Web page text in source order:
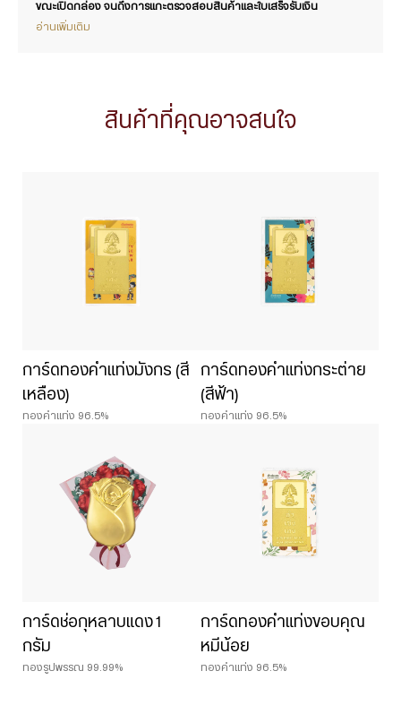
ขณะเปิดกล่อง จนถึงการแกะตรวจสอบสินค้าและใบเสร็จรับเงิน
อ่านเพิ่มเติม
สินค้าที่คุณอาจสนใจ
การ์ดทองคำแท่งมังกร (สี
เหลือง)
ทองคำแท่ง 96.5%
การ์ดทองคำแท่งกระต่าย
(สีฟ้า)
ทองคำแท่ง 96.5%
การ์ดช่อกุหลาบแดง 1
กรัม
ทองรูปพรรณ 99.99%
การ์ดทองคำแท่งขอบคุณ
หมีน้อย
ทองคำแท่ง 96.5%